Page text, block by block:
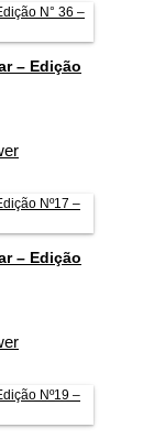
– Edição
– Edição